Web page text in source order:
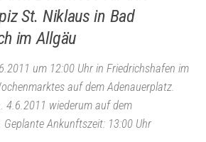
St. Niklaus in Bad
im Allgäu
um 12:00 Uhr in Friedrichshafen im
auf dem Adenauerplatz.
4.6.2011 wiederum auf dem
Geplante Ankunftszeit: 13:00 Uhr